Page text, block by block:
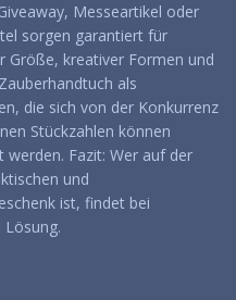
Messeartikel oder
sorgen garantiert für
Größe, kreativer Formen und
als
die sich von der Konkurrenz
Stückzahlen können
werden. Fazit: Wer auf der
und
ist, findet bei